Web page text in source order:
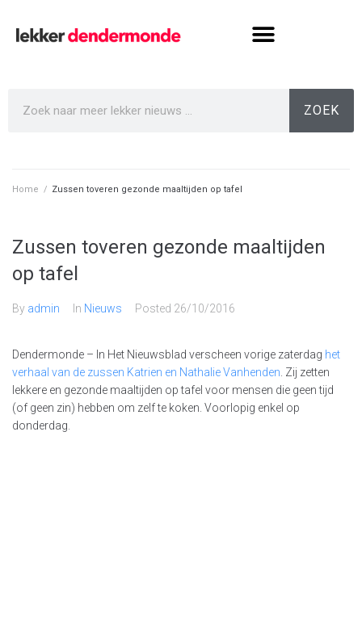
ZOEK
Home / Zussen toveren gezonde maaltijden op tafel
Zussen toveren gezonde maaltijden
op tafel
By admin In Nieuws Posted 26/10/2016
Dendermonde – In Het Nieuwsblad verscheen vorige zaterdag het
verhaal van de zussen Katrien en Nathalie Vanhenden . Zij zetten
lekkere en gezonde maaltijden op tafel voor mensen die geen tijd
(of geen zin) hebben om zelf te koken. Voorlopig enkel op
donderdag.